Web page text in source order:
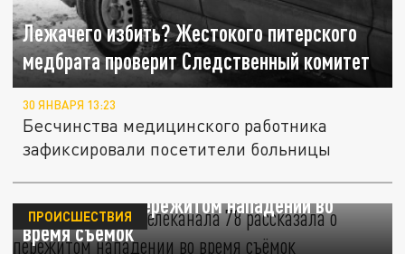
Лежачего избить? Жестокого питерского
медбрата проверит Следственный комитет
30 ЯНВАРЯ 13:23
Бесчинства медицинского работника
зафиксировали посетители больницы
Корреспондент телеканала "78"
рассказала о пережитом нападении во
время съёмок
ПРОИСШЕСТВИЯ